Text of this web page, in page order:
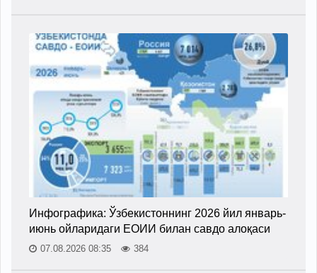
Инфографика: Ўзбекистоннинг 2026 йил январь-
июнь ойларидаги ЕОИИ билан савдо алоқаси
07.08.2026 08:35 384